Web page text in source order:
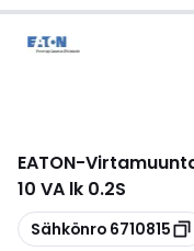
EATON-
10 VA lk 0.2S
Kopioi
Sähkönro 6710815